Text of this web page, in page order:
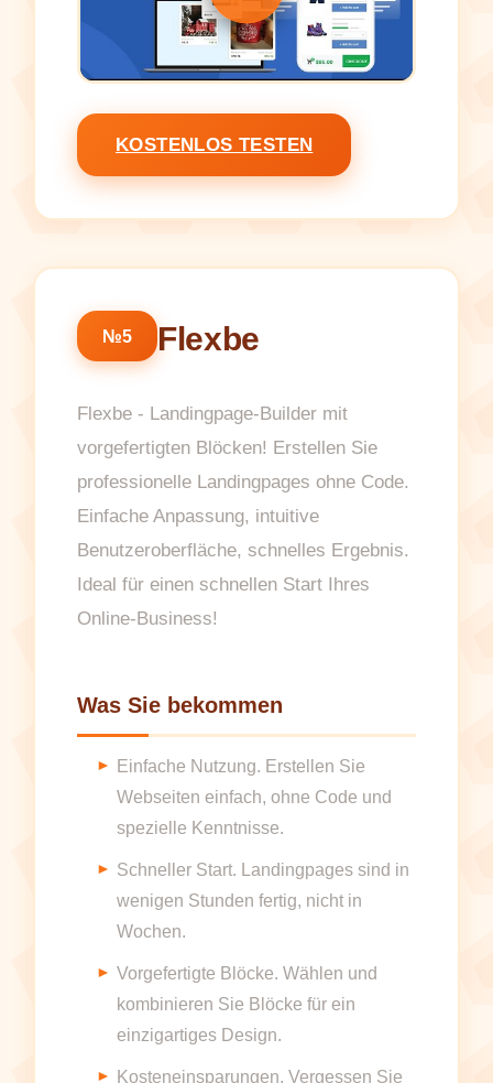
KOSTENLOS TESTEN
№5 Flexbe
Flexbe - Landingpage-Builder mit
vorgefertigten Blöcken! Erstellen Sie
professionelle Landingpages ohne Code.
Einfache Anpassung, intuitive
Benutzeroberfläche, schnelles Ergebnis.
Ideal für einen schnellen Start Ihres
Online-Business!
Was Sie bekommen
Einfache Nutzung. Erstellen Sie
Webseiten einfach, ohne Code und
spezielle Kenntnisse.
Schneller Start. Landingpages sind in
wenigen Stunden fertig, nicht in
Wochen.
Vorgefertigte Blöcke. Wählen und
kombinieren Sie Blöcke für ein
einzigartiges Design.
Kosteneinsparungen. Vergessen Sie